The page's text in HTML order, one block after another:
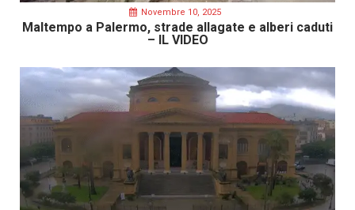
Novembre 10, 2025
Maltempo a Palermo, strade allagate e alberi caduti
– IL VIDEO